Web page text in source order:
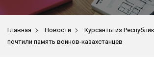
Главная > Новости >
Курсанты из
почтили память воинов-казахстанцев